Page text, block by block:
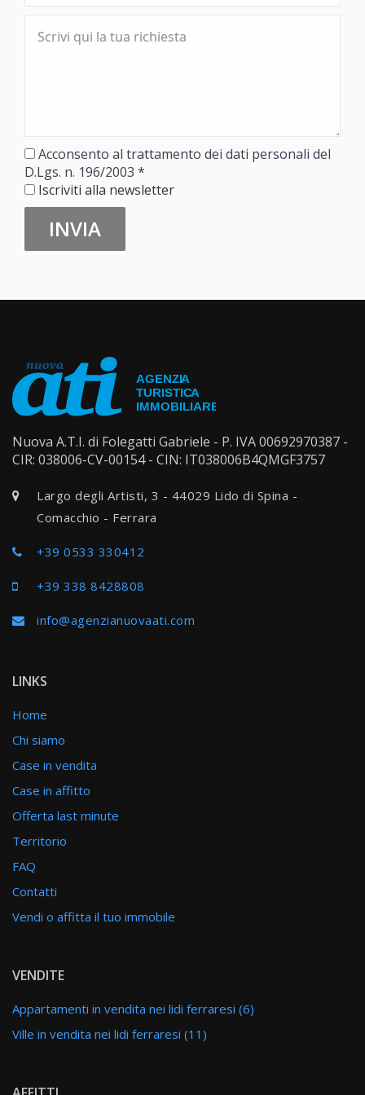
Acconsento al trattamento dei dati personali del
D.Lgs. n. 196/2003 *
Iscriviti alla newsletter
Nuova A.T.I. di Folegatti Gabriele - P. IVA 00692970387 -
CIR: 038006-CV-00154 - CIN: IT038006B4QMGF3757
Largo degli Artisti, 3 - 44029 Lido di Spina -
Comacchio - Ferrara
+39 0533 330412
+39 338 8428808
info@agenzianuovaati.com
LINKS
Home
Chi siamo
Case in vendita
Case in affitto
Offerta last minute
Territorio
FAQ
Contatti
Vendi o affitta il tuo immobile
VENDITE
Appartamenti in vendita nei lidi ferraresi (6)
Ville in vendita nei lidi ferraresi (11)